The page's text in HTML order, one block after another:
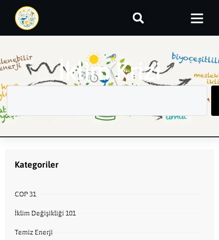
İklim Krizi
Kategoriler
COP 31
İklim Değişikliği 101
Temiz Enerji